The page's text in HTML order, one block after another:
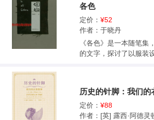
福布斯富豪榜第四位的
为他的公开反犹太言论
地出门。两个月后，凯
n品牌的婚纱。由
合赞助的回顾展，也在
功举办。这一系列事件
王与诸神》为大家讲述
真实故事。与此同时，
最近20年的发展历史
是值得严肃对待的学术
则”。这一部分作者可谓
年的绝学奉献给了广大
言》那一章，简直条条
着装的不二守则。例如
它们从不沉默。如果你
独特的智慧。如果能花
男装的历史，遵守一些
那么结果就如同一个现
an Sellers、Georgie
rma Boom、Ellen
以2×4的工作项目为案
各色
定价： ¥52
作者：于晓丹
《各色》是一本随笔集
的文字，探讨了以服装
的生存土壤、全球时尚
的需求习惯等问题，让
的阅读体验下，了解到
历史的针脚：我们的
定价： ¥88
作者：[英] 露西·阿德灵